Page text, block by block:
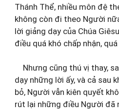
Thánh Thể, nhiều môn đệ
không còn đi theo Người
lời giảng dạy của Chúa
điều quá khó chấp nhận,
Nhưng cũng thú vị thay,
dạy những lời ấy, và cả sau
bỏ, Người vẫn kiên quyết
rút lại những điều Người đã